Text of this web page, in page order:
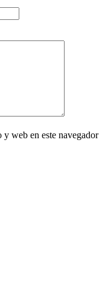
web en este navegador